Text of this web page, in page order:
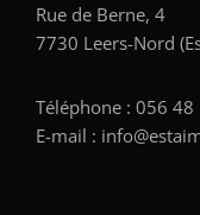
Rue de Berne, 4
7730 Leers-Nord
Téléphone : 056 48
E-mail :